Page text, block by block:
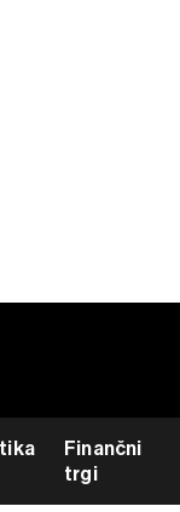
Finančni
trgi